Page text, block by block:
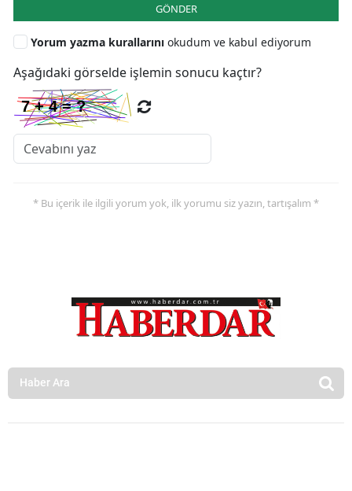
GÖNDER
Yorum yazma kurallarını okudum ve kabul ediyorum
Aşağıdaki görselde işlemin sonucu kaçtır?
* Bu içerik ile ilgili yorum yok, ilk yorumu siz yazın, tartışalım *